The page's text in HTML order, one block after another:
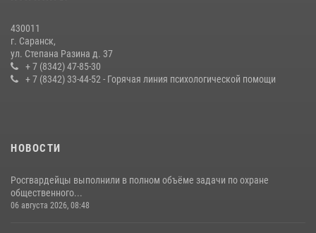
Сотрудники Росгвардии обеспечили безопасность Всероссийского
конкурса профмастерства в Саранске
23 июля 2026, 11:54 4
430011
г. Саранск,
ул. Степана Разина д. 37
+ 7 (8342) 47-85-30
+ 7 (8342) 33-44-52 - Горячая линия психологической помощи
НОВОСТИ
Росгвардейцы выполнили в полном объёме задачи по охране
общественного...
06 августа 2026, 08:48